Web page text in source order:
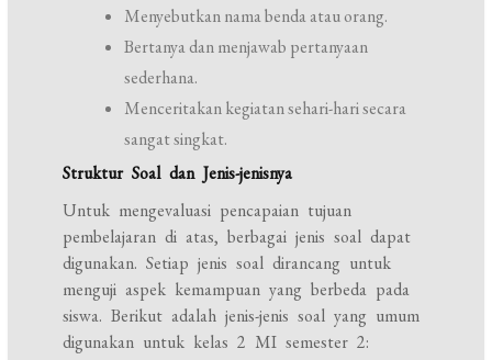
Menyebutkan nama benda atau orang.
Bertanya dan menjawab pertanyaan
sederhana.
Menceritakan kegiatan sehari-hari secara
sangat singkat.
Struktur Soal dan Jenis-jenisnya
Untuk mengevaluasi pencapaian tujuan
pembelajaran di atas, berbagai jenis soal dapat
digunakan. Setiap jenis soal dirancang untuk
menguji aspek kemampuan yang berbeda pada
siswa. Berikut adalah jenis-jenis soal yang umum
digunakan untuk kelas 2 MI semester 2: